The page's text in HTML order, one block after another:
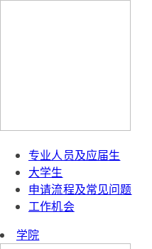
专业人员及应届生
大学生
申请流程及常见问题
工作机会
学院